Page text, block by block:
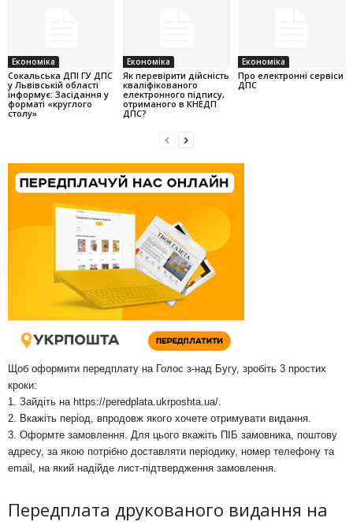
Економіка
Cокальська ДПІ ГУ ДПС
у Львівській області
інформує: Засідання у
форматі «круглого
столу»
Економіка
Як перевірити дійсність
кваліфікованого
електронного підпису,
отриманого в КНЕДП
ДПС?
Економіка
Про електронні сервіси
ДПС
Щоб оформити передплату на Голос з-над Бугу, зробіть 3 простих
кроки:
1. Зайдіть на https://peredplata.ukrposhta.ua/.
2. Вкажіть період, впродовж якого хочете отримувати видання.
3. Оформте замовлення. Для цього вкажіть ПІБ замовника, поштову
адресу, за якою потрібно доставляти періодику, номер телефону та
email, на який надійде лист-підтвердження замовлення.
Передплата друкованого видання на